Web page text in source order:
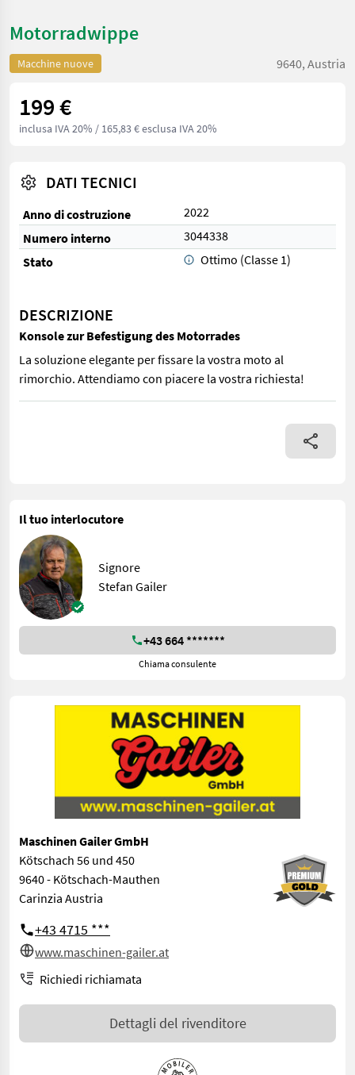
Motorradwippe
Macchine nuove 9640, Austria
199 €
inclusa IVA 20% / 165,83 € esclusa IVA 20%
DATI TECNICI
Anno di costruzione
2022
Numero interno
3044338
Stato
Ottimo (Classe 1)
DESCRIZIONE
Konsole zur Befestigung des Motorrades
La soluzione elegante per fissare la vostra moto al
rimorchio. Attendiamo con piacere la vostra richiesta!
La soluzione elegante per fissare la vostra moto al rimorchio.
Il tuo interlocutore
Signore
Stefan Gailer
+43 664 *******
Chiama consulente
Maschinen Gailer GmbH
Kötschach 56 und 450
9640 - Kötschach-Mauthen
Carinzia Austria
+43 4715 ***
www.maschinen-gailer.at
Richiedi richiamata
Dettagli del rivenditore